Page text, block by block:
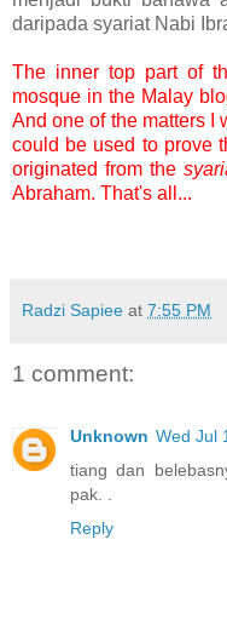
daripada syariat Nabi
The inner top part of
mosque in the Malay
And one of the matters I
could be used to prove
originated from the
Abraham. That's all...
Radzi Sapiee at 7:55 PM
1 comment:
Unknown Wed Jul
tiang dan
pak. .
Reply